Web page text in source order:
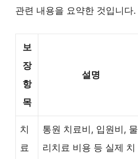
관련 내용을 요약한 것입니다.
보
장
항
목
설명
치
료
통원 치료비, 입원비, 물
리치료 비용 등 실제 치